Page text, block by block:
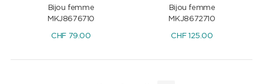
Bijou femme
MKJ8676710
CHF 79.00
Bijou femme
MKJ8672710
CHF 125.00